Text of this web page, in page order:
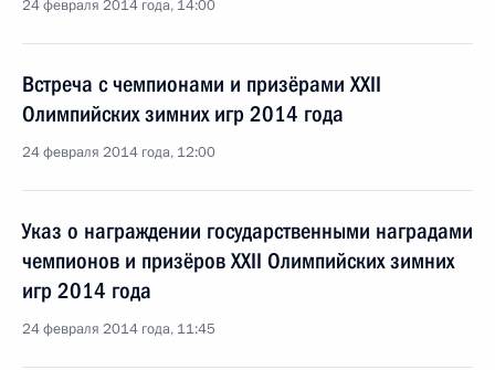
24 февраля 2014 года, 14:00
Встреча с чемпионами и призёрами XXII
Олимпийских зимних игр 2014 года
24 февраля 2014 года, 12:00
Указ о награждении государственными наградами
чемпионов и призёров XXII Олимпийских зимних
игр 2014 года
24 февраля 2014 года, 11:45